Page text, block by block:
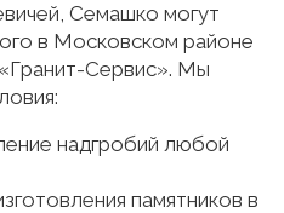
Семашко могут
в Московском районе
Сервис». Мы
надгробий любой
памятников в